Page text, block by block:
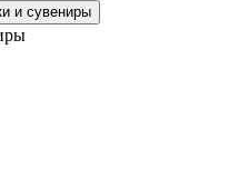
и сувениры